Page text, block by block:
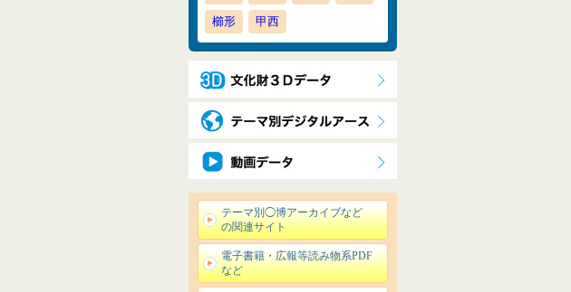
櫛形 甲西
テーマ別◯博アーカイブなど
の関連サイト
電子書籍・広報等読み物系PDF
など